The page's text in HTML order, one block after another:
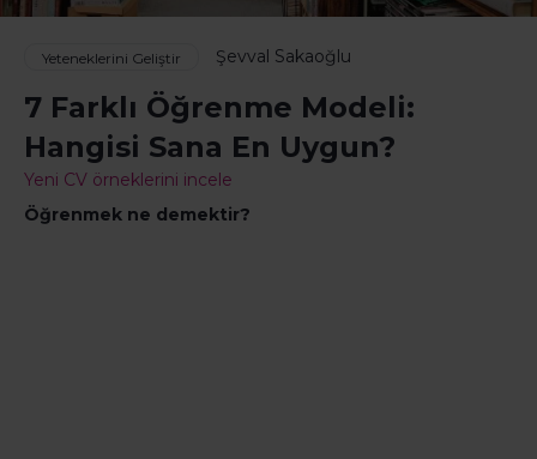
Yeteneklerini Geliştir Şevval Sakaoğlu
7 Farklı Öğrenme Modeli:
Hangisi Sana En Uygun?
Yeni CV örneklerini incele
Öğrenmek ne demektir?